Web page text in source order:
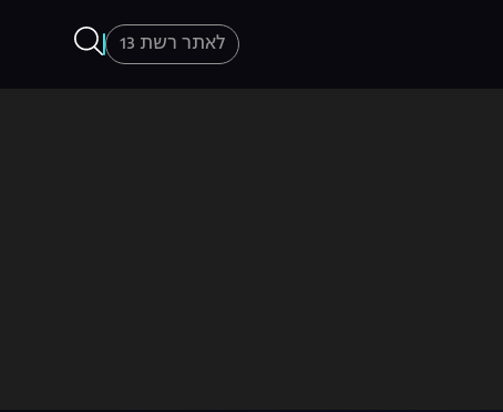
לאתר רשת 13